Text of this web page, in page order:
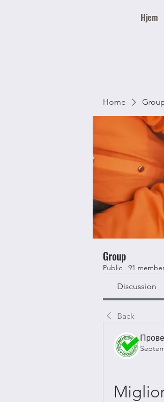
Hjem
Home
Group
Public · 91
Discussion
Back